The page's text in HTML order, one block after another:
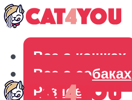
Все о кошках
Все о собаках
Разное